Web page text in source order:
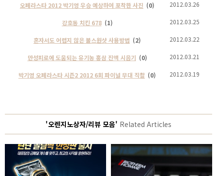
오페라스타 2012 박기영 우승 예상하여 포착한 사진 (0) 2012.03.26
강호동 치킨 678 (1) 2012.03.25
혼자서도 어렵지 않은 불스원샷 사용방법 (2) 2012.03.22
만성피로에 도움되는 유기농 홍삼 진액 시음기 (0) 2012.03.21
박기영 오페라스타 시즌2 2012 6회 파이널 무대 직촬 (0) 2012.03.19
'오렌지노상자/리뷰 모음' Related Articles